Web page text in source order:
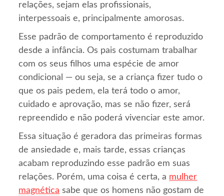
relações, sejam elas profissionais,
interpessoais e, principalmente amorosas.
Esse padrão de comportamento é reproduzido
desde a infância. Os pais costumam trabalhar
com os seus filhos uma espécie de amor
condicional — ou seja, se a criança fizer tudo o
que os pais pedem, ela terá todo o amor,
cuidado e aprovação, mas se não fizer, será
repreendido e não poderá vivenciar este amor.
Essa situação é geradora das primeiras formas
de ansiedade e, mais tarde, essas crianças
acabam reproduzindo esse padrão em suas
relações. Porém, uma coisa é certa, a mulher
magnética sabe que os homens não gostam de